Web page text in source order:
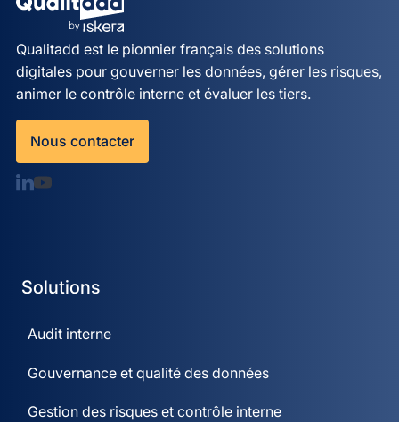
Qualitadd est le pionnier français des solutions
digitales pour gouverner les données, gérer les risques,
animer le contrôle interne et évaluer les tiers.
Nous contacter
Solutions
Audit interne
Gouvernance et qualité des données
Gestion des risques et contrôle interne